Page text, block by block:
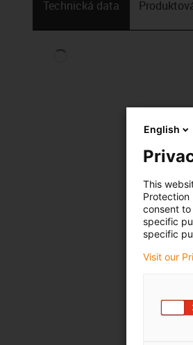
Technická data
English
This
Protection
consent
specific
specific
Visit our